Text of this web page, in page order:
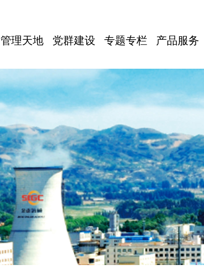
管理天地 党群建设 专题专栏 产品服务